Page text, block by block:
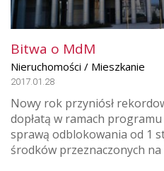
Bitwa o MdM
Nieruchomości / Mieszkanie
2017.01.28
Nowy rok przyniósł
dopłatą w ramach
sprawą odblokowania od 1
środków przeznaczonych na